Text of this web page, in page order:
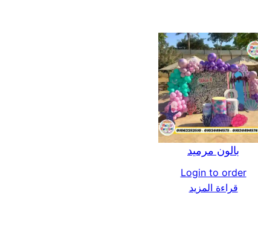
بالون مرميد
Login to order
قراءة المزيد